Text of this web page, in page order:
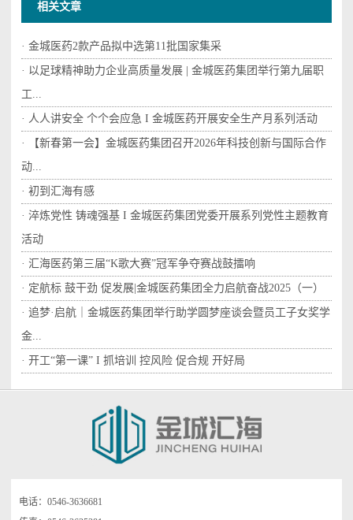
相关文章
· 金城医药2款产品拟中选第11批国家集采
· 以足球精神助力企业高质量发展 | 金城医药集团举行第九届职
工...
· 人人讲安全 个个会应急 I 金城医药开展安全生产月系列活动
· 【新春第一会】金城医药集团召开2026年科技创新与国际合作
动...
· 初到汇海有感
· 淬炼党性 铸魂强基 I 金城医药集团党委开展系列党性主题教育
活动
· 汇海医药第三届“K歌大赛”冠军争夺赛战鼓擂响
· 定航标 鼓干劲 促发展|金城医药集团全力启航奋战2025（一）
· 追梦·启航｜金城医药集团举行助学圆梦座谈会暨员工子女奖学
金...
· 开工“第一课” I 抓培训 控风险 促合规 开好局
电话：0546-3636681